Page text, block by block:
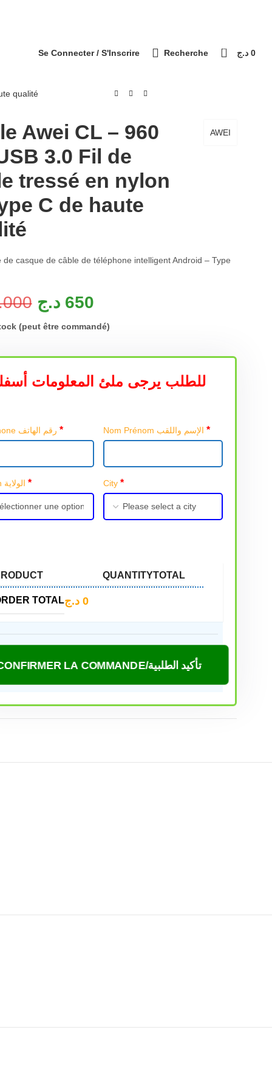
Se Connecter / S'Inscrire Recherche 0 0 د.ج
qualité
Awei CL – 960
3.0 Fil de
tressé en nylon
C de haute
AWEI
de casque de câble de téléphone intelligent Android – Type
650 د.ج
(peut être commandé)
للطلب يرجى ملئ المعلومات
* *
* City *
QUANTITYTOTAL
TOTAL 0 د.ج
CONFIRMER LA COMMANDE/تأكيد الطلبية